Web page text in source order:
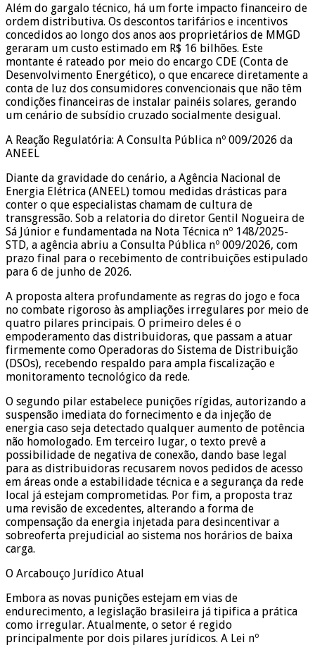
Além do gargalo técnico, há um forte impacto financeiro de
ordem distributiva. Os descontos tarifários e incentivos
concedidos ao longo dos anos aos proprietários de MMGD
geraram um custo estimado em R$ 16 bilhões. Este
montante é rateado por meio do encargo CDE (Conta de
Desenvolvimento Energético), o que encarece diretamente a
conta de luz dos consumidores convencionais que não têm
condições financeiras de instalar painéis solares, gerando
um cenário de subsídio cruzado socialmente desigual.
A Reação Regulatória: A Consulta Pública nº 009/2026 da
ANEEL
Diante da gravidade do cenário, a Agência Nacional de
Energia Elétrica (ANEEL) tomou medidas drásticas para
conter o que especialistas chamam de cultura de
transgressão. Sob a relatoria do diretor Gentil Nogueira de
Sá Júnior e fundamentada na Nota Técnica nº 148/2025-
STD, a agência abriu a Consulta Pública nº 009/2026, com
prazo final para o recebimento de contribuições estipulado
para 6 de junho de 2026.
A proposta altera profundamente as regras do jogo e foca
no combate rigoroso às ampliações irregulares por meio de
quatro pilares principais. O primeiro deles é o
empoderamento das distribuidoras, que passam a atuar
firmemente como Operadoras do Sistema de Distribuição
(DSOs), recebendo respaldo para ampla fiscalização e
monitoramento tecnológico da rede.
O segundo pilar estabelece punições rígidas, autorizando a
suspensão imediata do fornecimento e da injeção de
energia caso seja detectado qualquer aumento de potência
não homologado. Em terceiro lugar, o texto prevê a
possibilidade de negativa de conexão, dando base legal
para as distribuidoras recusarem novos pedidos de acesso
em áreas onde a estabilidade técnica e a segurança da rede
local já estejam comprometidas. Por fim, a proposta traz
uma revisão de excedentes, alterando a forma de
compensação da energia injetada para desincentivar a
sobreoferta prejudicial ao sistema nos horários de baixa
carga.
O Arcabouço Jurídico Atual
Embora as novas punições estejam em vias de
endurecimento, a legislação brasileira já tipifica a prática
como irregular. Atualmente, o setor é regido
principalmente por dois pilares jurídicos. A Lei nº